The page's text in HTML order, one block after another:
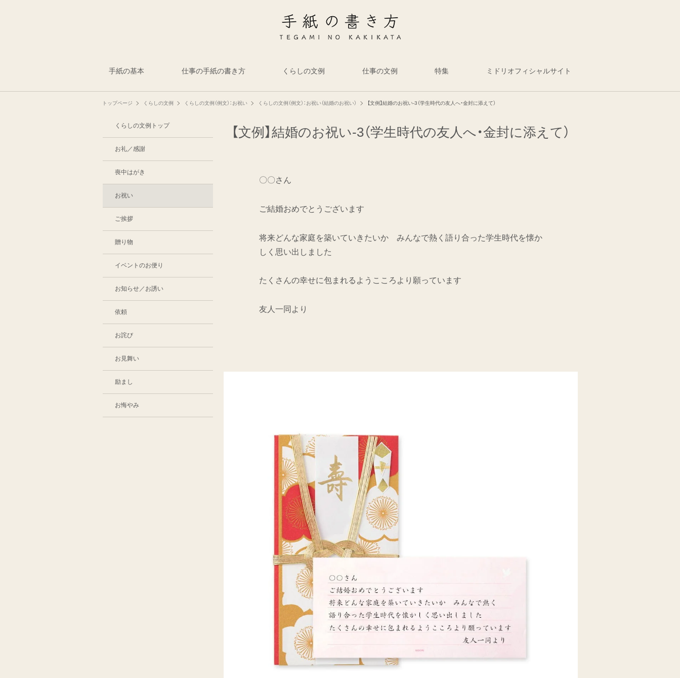
手紙の基本 仕事の手紙の書き方 くらしの文例 仕事の文例 特集 ミドリオフィシャルサイト
トップページ くらしの文例 くらしの文例（例文）：お祝い くらしの文例（例文）：お祝い（結婚のお祝い） 【文例】結婚のお祝い-3（学生時代の友人へ・金封に添えて）
【文例】結婚のお祝い-3（学生時代の友人へ・金封に添えて）
〇〇さん
ご結婚おめでとうございます
将来どんな家庭を築いていきたいか みんなで熱く語り合った学生時代を懐か
しく思い出しました
たくさんの幸せに包まれるようこころより願っています
友人一同より
くらしの文例トップ
お礼／感謝
喪中はがき
お祝い
ご挨拶
贈り物
イベントのお便り
お知らせ／お誘い
依頼
お詫び
お見舞い
励まし
お悔やみ